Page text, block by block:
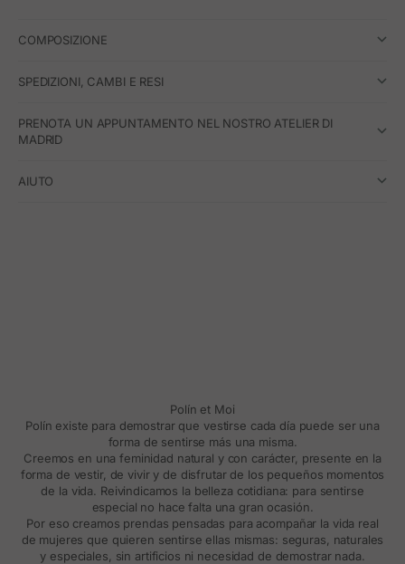
COMPOSIZIONE
SPEDIZIONI, CAMBI E RESI
PRENOTA UN APPUNTAMENTO NEL NOSTRO ATELIER DI
MADRID
AIUTO
Polín et Moi
Polín existe para demostrar que vestirse cada día puede ser una
forma de sentirse más una misma.
Creemos en una feminidad natural y con carácter, presente en la
forma de vestir, de vivir y de disfrutar de los pequeños momentos
de la vida. Reivindicamos la belleza cotidiana: para sentirse
especial no hace falta una gran ocasión.
Por eso creamos prendas pensadas para acompañar la vida real
de mujeres que quieren sentirse ellas mismas: seguras, naturales
y especiales, sin artificios ni necesidad de demostrar nada.